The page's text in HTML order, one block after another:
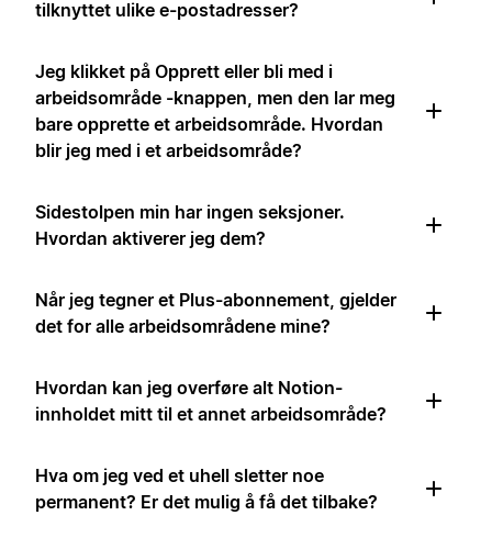
tilknyttet ulike e-postadresser?
Jeg klikket på Opprett eller bli med i
arbeidsområde -knappen, men den lar meg
bare opprette et arbeidsområde. Hvordan
blir jeg med i et arbeidsområde?
Sidestolpen min har ingen seksjoner.
Hvordan aktiverer jeg dem?
Når jeg tegner et Plus-abonnement, gjelder
det for alle arbeidsområdene mine?
Hvordan kan jeg overføre alt Notion-
innholdet mitt til et annet arbeidsområde?
Hva om jeg ved et uhell sletter noe
permanent? Er det mulig å få det tilbake?